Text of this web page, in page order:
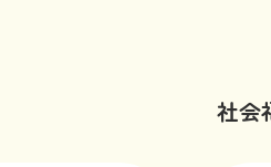
社会